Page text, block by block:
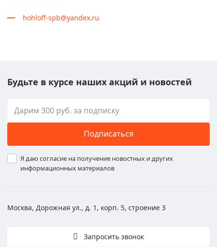
hohloff-spb@yandex.ru
Будьте в курсе наших акций и новостей
Подписаться
Я даю согласие на получение новостных и других
информационных материалов
Москва, Дорожная ул., д. 1, корп. 5, строение 3
Запросить звонок